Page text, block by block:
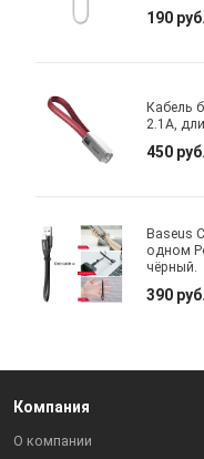
190 руб.
Кабель
2.1A,
450 руб.
Baseus
одном
чёрный.
390 руб.
Компания
О компании